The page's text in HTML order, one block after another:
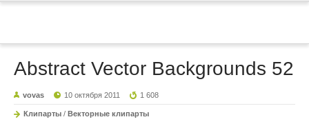
Abstract Vector Backgrounds 52
vovas 10 октября 2011 1 608
Клипарты / Векторные клипарты